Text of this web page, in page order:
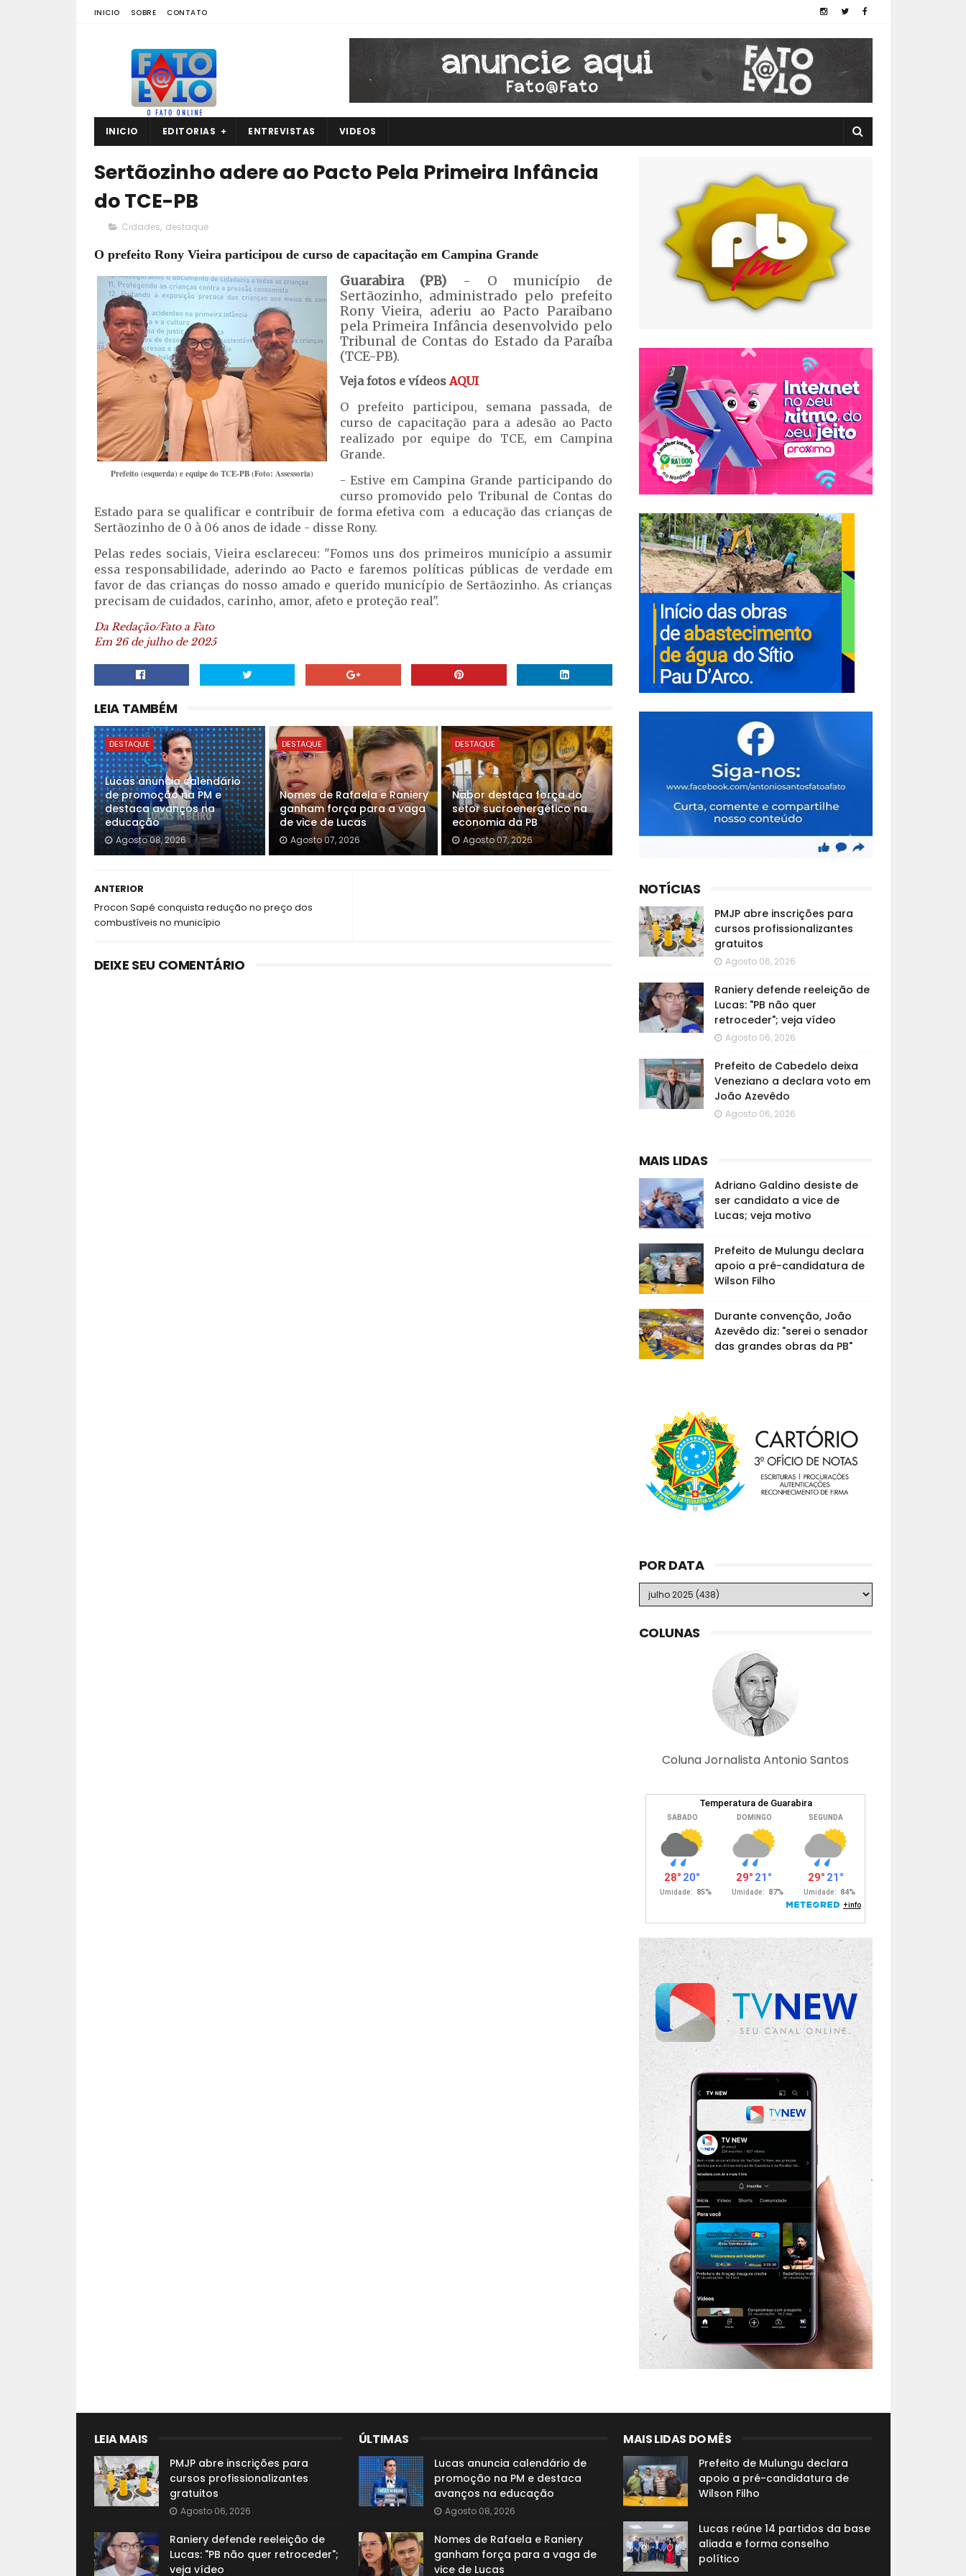
INICIO SOBRE CONTATO
INICIO EDITORIAS ENTREVISTAS VIDEOS
Sertãozinho adere ao Pacto Pela Primeira Infância
do TCE-PB
Cidades, destaque
O prefeito Rony Vieira participou de curso de capacitação em Campina Grande
Prefeito (esquerda) e equipe do TCE-PB (Foto: Assessoria)
Guarabira (PB) - O município de
Sertãozinho, administrado pelo prefeito
Rony Vieira, aderiu ao Pacto Paraibano
pela Primeira Infância desenvolvido pelo
Tribunal de Contas do Estado da Paraíba
(TCE-PB).
Veja fotos e vídeosAQUI
O prefeito participou, semana passada, de
curso de capacitação para a adesão ao Pacto
realizado por equipe do TCE, em Campina
Grande.
- Estive em Campina Grande participando do
curso promovido pelo Tribunal de Contas do
Estado para se qualificar e contribuir de forma efetiva com a educação das crianças de
Sertãozinho de 0 à 06 anos de idade - disse Rony.
Pelas redes sociais, Vieira esclareceu: "Fomos uns dos primeiros município a assumir
essa responsabilidade, aderindo ao Pacto e faremos políticas públicas de verdade em
favor de das crianças do nosso amado e querido município de Sertãozinho. As crianças
precisam de cuidados, carinho, amor, afeto e proteção real".
Da Redação/Fato a Fato
Em 26 de julho de 2025
LEIA TAMBÉM
DESTAQUE
Lucas anuncia calendário
de promoção na PM e
destaca avanços na
educação
Agosto 08, 2026
DESTAQUE
Nomes de Rafaela e Raniery
ganham força para a vaga
de vice de Lucas
Agosto 07, 2026
DESTAQUE
Nabor destaca força do
setor sucroenergético na
economia da PB
Agosto 07, 2026
ANTERIOR
Procon Sapé conquista redução no preço dos
combustíveis no município
DEIXE SEU COMENTÁRIO
NOTÍCIAS
PMJP abre inscrições para
cursos profissionalizantes
gratuitos
Agosto 06, 2026
Raniery defende reeleição de
Lucas: "PB não quer
retroceder"; veja vídeo
Agosto 06, 2026
Prefeito de Cabedelo deixa
Veneziano a declara voto em
João Azevêdo
Agosto 06, 2026
MAIS LIDAS
Adriano Galdino desiste de
ser candidato a vice de
Lucas; veja motivo
Prefeito de Mulungu declara
apoio a pré-candidatura de
Wilson Filho
Durante convenção, João
Azevêdo diz: "serei o senador
das grandes obras da PB"
POR DATA
COLUNAS
Coluna Jornalista Antonio Santos
LEIA MAIS
PMJP abre inscrições para
cursos profissionalizantes
gratuitos
Agosto 06, 2026
Raniery defende reeleição de
Lucas: "PB não quer retroceder";
veja vídeo
ÚLTIMAS
Lucas anuncia calendário de
promoção na PM e destaca
avanços na educação
Agosto 08, 2026
Nomes de Rafaela e Raniery
ganham força para a vaga de
vice de Lucas
MAIS LIDAS DO MÊS
Prefeito de Mulungu declara
apoio a pré-candidatura de
Wilson Filho
Lucas reúne 14 partidos da base
aliada e forma conselho
político